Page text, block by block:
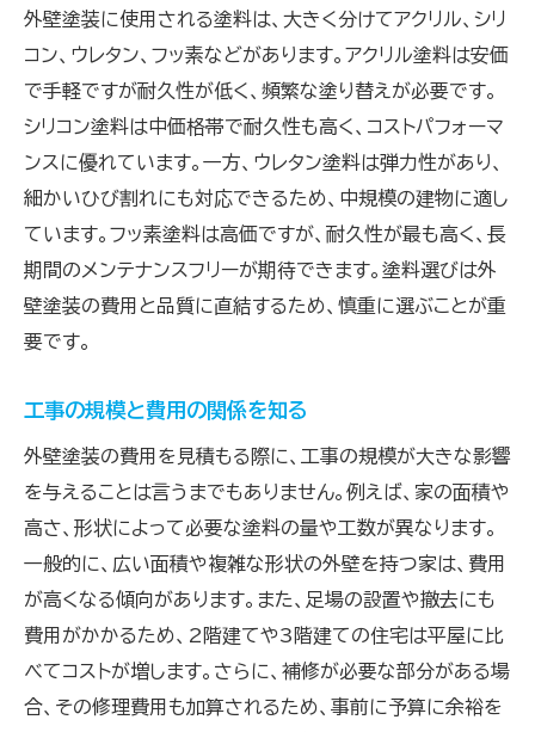
地域の気候条件を考慮したタイミング選び
業者の繁忙期を避けるための計画
高品質な仕上がりのために選ぶべき塗料の種類
塗料の種類とその特徴を理解する
耐久性とコストパフォーマンスのバランス
環境に優しい塗料の選び方
防水性能に優れた塗料の特徴
色あせしにくい塗料の選び方
自分でできる外壁準備と掃除で工事費用を削減
事前に行うべき外壁の点検
簡単にできる外壁の掃除方法
DIYでできる外壁の下地処理
費用を抑えるための労力を見積もる
専門業者に依頼する部分と自分で行う部分を
分ける
自分でできる範囲とその限界を知る
外壁塗装の見積もり比較で失敗しないためのコツ
外壁塗装に使用される塗料は、大きく分けてアクリル、シリ
コン、ウレタン、フッ素などがあります。アクリル塗料は安価
で手軽ですが耐久性が低く、頻繁な塗り替えが必要です。
シリコン塗料は中価格帯で耐久性も高く、コストパフォーマ
ンスに優れています。一方、ウレタン塗料は弾力性があり、
細かいひび割れにも対応できるため、中規模の建物に適し
ています。フッ素塗料は高価ですが、耐久性が最も高く、長
期間のメンテナンスフリーが期待できます。塗料選びは外
壁塗装の費用と品質に直結するため、慎重に選ぶことが重
要です。
工事の規模と費用の関係を知る
外壁塗装の費用を見積もる際に、工事の規模が大きな影響
を与えることは言うまでもありません。例えば、家の面積や
高さ、形状によって必要な塗料の量や工数が異なります。
一般的に、広い面積や複雑な形状の外壁を持つ家は、費用
が高くなる傾向があります。また、足場の設置や撤去にも
費用がかかるため、2階建てや3階建ての住宅は平屋に比
べてコストが増します。さらに、補修が必要な部分がある場
合、その修理費用も加算されるため、事前に予算に余裕を